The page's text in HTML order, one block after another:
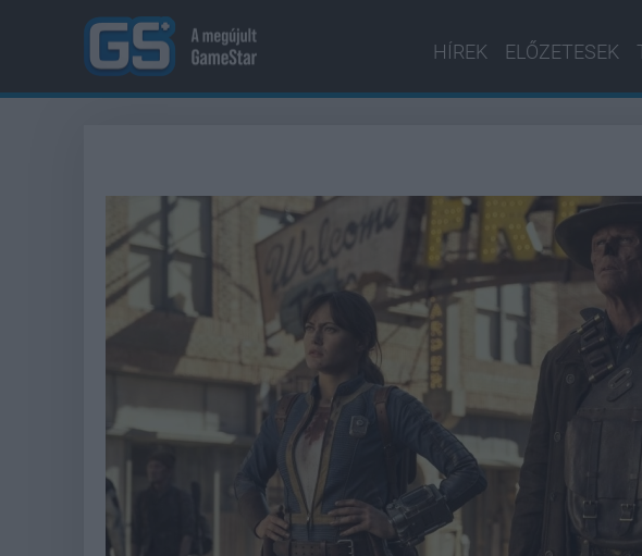
HÍREK ELŐZETESEK